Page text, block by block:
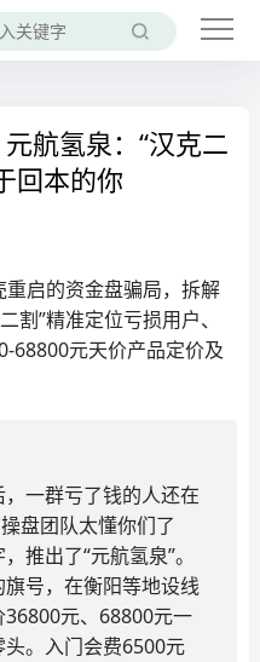
航氢泉：“汉克二
回本的你
重启的资金盘骗局，拆解
割”精准定位亏损用户、
68800元天价产品定价及
一群亏了钱的人还在
盘团队太懂你们了
出了“元航氢泉”。
号，在衡阳等地设线
元、68800元一
。入门会费6500元